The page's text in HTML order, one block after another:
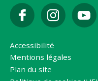
Accessibilité
Mentions légales
Plan du site